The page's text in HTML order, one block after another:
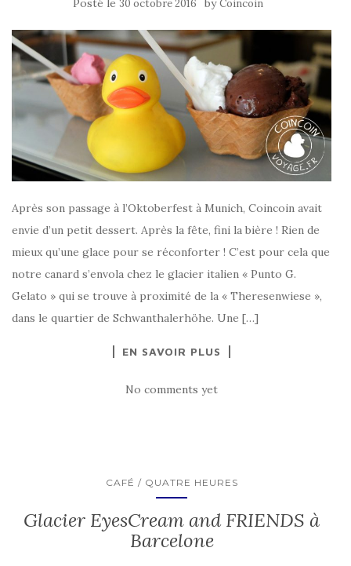
Posté le 30 octobre 2016 byCoincoin
Après son passage à l’Oktoberfest à Munich, Coincoin avait
envie d’un petit dessert. Après la fête, fini la bière ! Rien de
mieux qu’une glace pour se réconforter ! C’est pour cela que
notre canard s’envola chez le glacier italien « Punto G.
Gelato » qui se trouve à proximité de la « Theresenwiese »,
dans le quartier de Schwanthalerhöhe. Une […]
EN SAVOIR PLUS
No comments yet
CAFÉ / QUATRE HEURES
Glacier EyesCream and FRIENDS à
Barcelone